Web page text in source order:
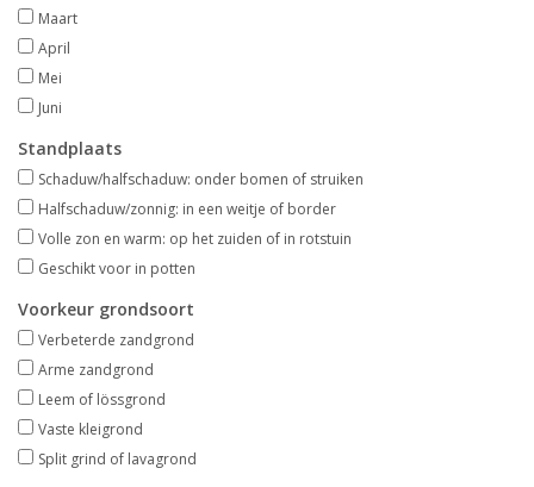
Herfstbloeiers
Schaduwplanten
Aanbiedingen
Bodemverbetering
Overige producten
Advies
Onze tuinen!
Maart
April
Mei
Juni
Standplaats
Schaduw/halfschaduw: onder bomen of struiken
Halfschaduw/zonnig: in een weitje of border
Volle zon en warm: op het zuiden of in rotstuin
Geschikt voor in potten
Voorkeur grondsoort
Verbeterde zandgrond
Arme zandgrond
Leem of lössgrond
Vaste kleigrond
Split grind of lavagrond